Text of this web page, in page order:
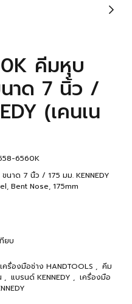
คีมหุบ
าด 7 นิ้ว /
(เคนเน
6560K
าด 7 นิ้ว / 175 มม. KENNEDY
Bent Nose, 175mm
ยบ
เครื่องมือช่าง HANDTOOLS , คีม
, แบรนด์ KENNEDY , เครื่องมือ